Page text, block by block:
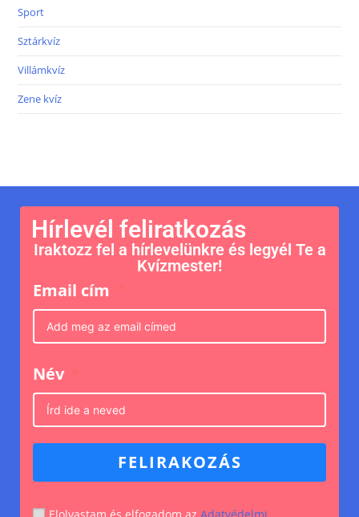
Sport
Sztárkvíz
Villámkvíz
Zene kvíz
Hírlevél feliratkozás
Iraktozz fel a hírlevelünkre és legyél Te a
Kvízmester!
Email cím
Név
FELIRAKOZÁS